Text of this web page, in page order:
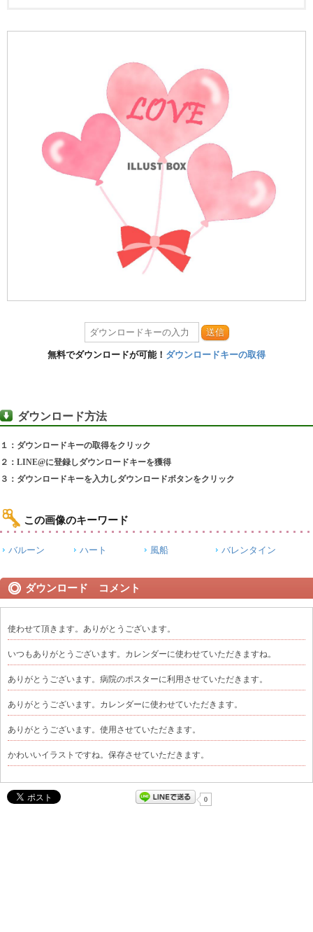
送信
無料でダウンロードが可能！ ダウンロードキーの取得
ダウンロード方法
１：ダウンロードキーの取得をクリック
２：LINE@に登録しダウンロードキーを獲得
３：ダウンロードキーを入力しダウンロードボタンをクリック
この画像のキーワード
バルーン ハート 風船 バレンタイン
ダウンロード コメント
使わせて頂きます。ありがとうございます。
いつもありがとうございます。カレンダーに使わせていただきますね。
ありがとうございます。病院のポスターに利用させていただきます。
ありがとうございます。カレンダーに使わせていただきます。
ありがとうございます。使用させていただきます。
かわいいイラストですね。保存させていただきます。
0